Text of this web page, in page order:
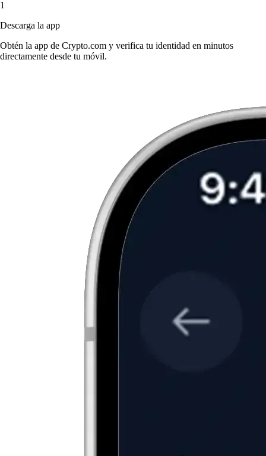
1
Descarga la app
Obtén la app de Crypto.com y verifica tu identidad en minutos
directamente desde tu móvil.